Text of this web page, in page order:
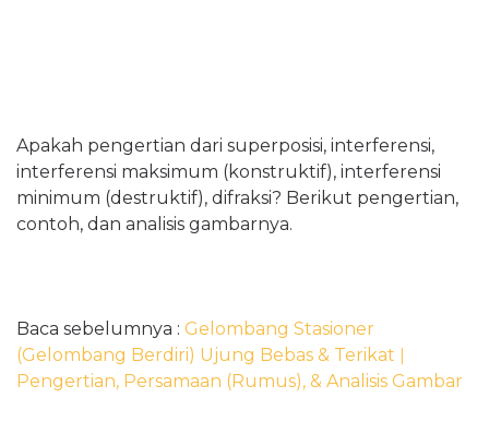
Apakah pengertian dari superposisi, interferensi,
interferensi maksimum (konstruktif), interferensi
minimum (destruktif), difraksi? Berikut pengertian,
contoh, dan analisis gambarnya.
Baca sebelumnya : Gelombang Stasioner
(Gelombang Berdiri) Ujung Bebas & Terikat ǀ
Pengertian, Persamaan (Rumus), & Analisis Gambar